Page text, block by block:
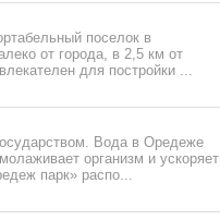
поселок в
от города, в 2,5 км от
для постройки ...
Вода в Оредеже
организм и ускоряет
парк» распо...